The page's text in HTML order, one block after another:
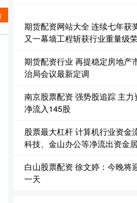
期货配资网站大全 连续七年获
又一幕墙工程斩获行业重量级
期货配资行业 再提稳定房地产
治局会议最新定调
南京股票配资 强势股追踪 主力
净流入145股
股票最大杠杆 计算机行业资金
科技、金山办公等净流出资金
白山股票配资 徐文婷：今晚将
一天